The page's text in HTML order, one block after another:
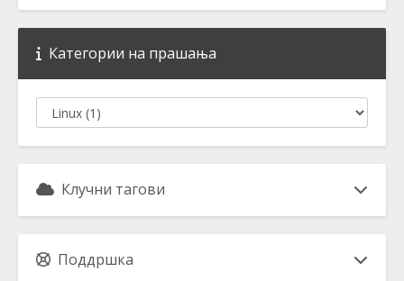
Категории на прашања
Клучни тагови
Поддршка